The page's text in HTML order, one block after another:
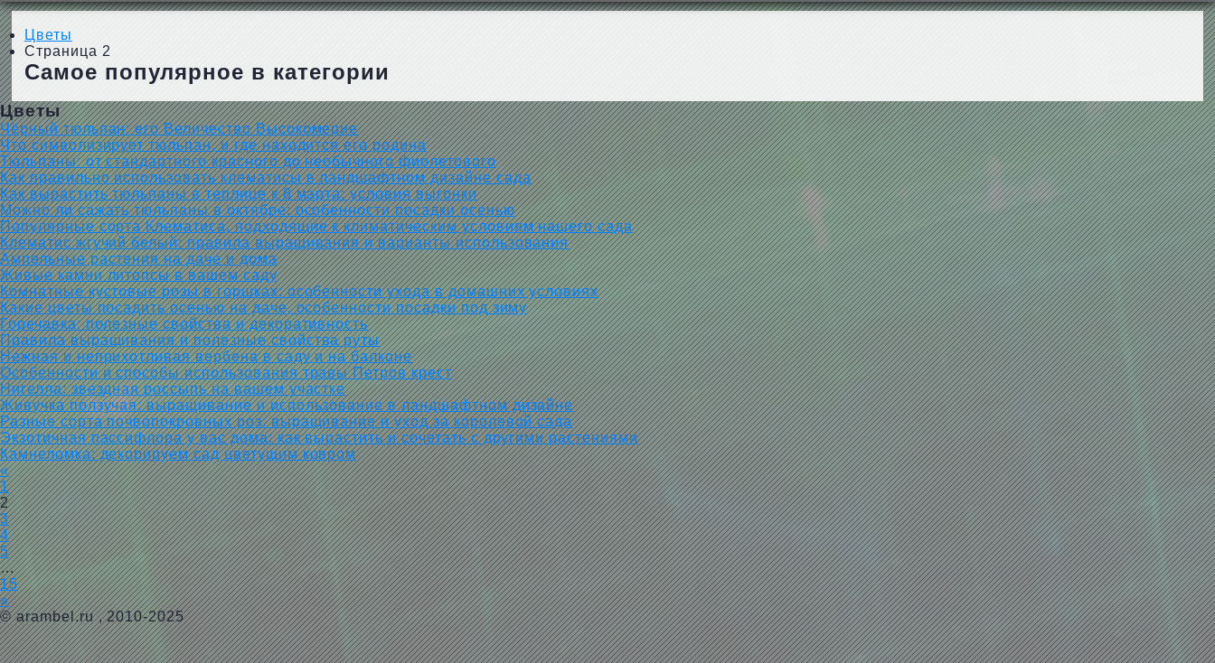
Цветы
Страница 2
Самое популярное в категории
Цветы
Чёрный тюльпан: его Величество Высокомерие
Что символизирует тюльпан, и где находится его родина
Тюльпаны: от стандартного красного до необычного фиолетового
Как правильно использовать клематисы в ландшафтном дизайне сада
Как вырастить тюльпаны в теплице к 8 марта: условия выгонки
Можно ли сажать тюльпаны в октябре: особенности посадки осенью
Популярные сорта Клематиса, подходящие к климатическим условиям нашего сада
Клематис жгучий белый: правила выращивания и варианты использования
Ампельные растения на даче и дома
Живые камни литопсы в вашем саду
Комнатные кустовые розы в горшках: особенности ухода в домашних условиях
Какие цветы посадить осенью на даче, особенности посадки под зиму
Горечавка: полезные свойства и декоративность
Правила выращивания и полезные свойства руты
Нежная и неприхотливая вербена в саду и на балконе
Особенности и способы использования травы Петров крест
Нигелла: звездная россыпь на вашем участке
Живучка ползучая: выращивание и использование в ландшафтном дизайне
Разные сорта почвопокровных роз: выращивание и уход за королевой сада
Экзотичная пассифлора у вас дома: как вырастить и сочетать с другими растениями
Камнеломка: декорируем сад цветущим ковром
«
1
2
3
4
5
…
15
»
© arambel.ru, 2010-2025